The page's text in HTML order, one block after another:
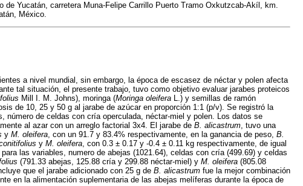
de Yucatán, carretera Muna-Felipe Carrillo Puerto Tramo Oxkutzcab-Akíl, km.
México.
a nivel mundial, sin embargo, la época de escasez de néctar y polen afecta
tal situación, el presente trabajo, tuvo como objetivo evaluar jarabes proteicos
Mill I. M. Johns), moringa (Moringa oleifera L.) y semillas de ramón
de 10, 25 y 50 g al jarabe de azúcar en proporción 1:1 (p/v). Se registró la
número de celdas con cría operculada, néctar-miel y polen. Los datos se
al azar con un arreglo factorial 3x4. El jarabe de B. alicastrum, tuvo una
y M. oleifera, con un 91.7 y 83.4% respectivamente, en la ganancia de peso, B.
y M. oleifera, con 0.3 ± 0.17 y -0.4 ± 0.11 kg respectivamente, de igual
las variables, numero de abejas (1021.64), celdas con cría (499.69) y celdas
(791.33 abejas, 125.88 cría y 299.88 néctar-miel) y M. oleifera (805.08
que el jarabe adicionado con 25 g de B. alicastrum fue la mejor combinación
en la alimentación suplementaria de las abejas melíferas durante la época de